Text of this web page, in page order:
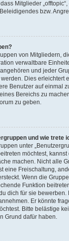
Mitglieder
bzw.
von Mitgliedern,
verwaltbare
und jeder
Dies erleichtert
Benutzer auf einmal
Bereichs zu
zu geben.
und wie trete
unter
möchtest,
machen. Nicht alle
eine Freischaltung,
Wenn die
Funktion
dich für sie
Er könnte
Bitte belästige
Grund dafür haben.